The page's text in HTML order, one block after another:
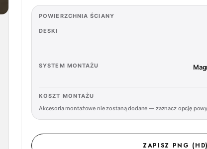
POWIERZCHNIA ŚCIANY
DESKI
SYSTEM MONTAŻU
KOSZT MONTAŻU
Akcesoria montażowe nie zostaną dodane — zaznacz opcję
ZAPISZ PNG (HD)